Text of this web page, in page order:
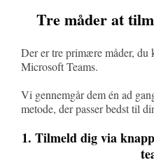
Tre måder at
Der er tre primære måder, du
Microsoft Teams.
Vi gennemgår dem én ad
metode, der passer bedst til
1. Tilmeld dig via